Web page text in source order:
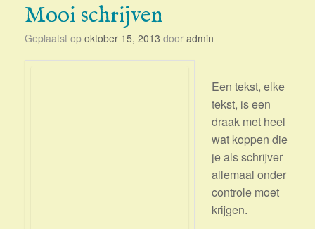
Mooi schrijven
Geplaatst op oktober 15, 2013 door admin
Een tekst, elke
tekst, is een
draak met heel
wat koppen die
je als schrijver
allemaal onder
controle moet
krijgen.